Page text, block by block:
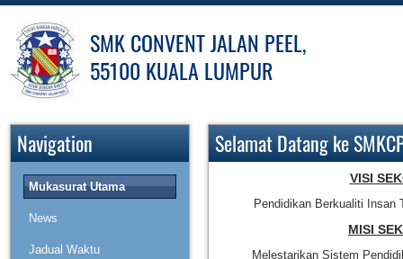
SMK CONVENT JALAN PEEL,
55100 KUALA LUMPUR
Navigation
Mukasurat Utama
News
Jadual Waktu
Selamat Datang ke
VISI
Pendidikan Berkualiti Insan
MISI
Melestarikan Sistem